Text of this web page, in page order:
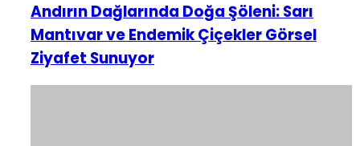
Andırın Dağlarında Doğa Şöleni: Sarı
Mantıvar ve Endemik Çiçekler Görsel
Ziyafet Sunuyor